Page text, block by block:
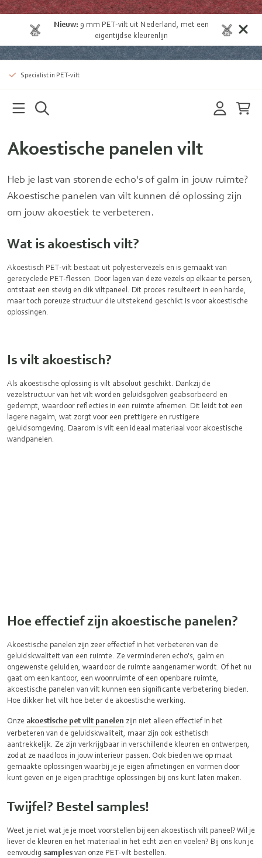
Nieuw: 9 mm PET-vilt uit Nederland , met een
eigentijdse kleurenlijn
Specialist in PET-vilt
Akoestische panelen vilt
Heb je last van storende echo's of galm in jouw ruimte?
Akoestische panelen van vilt kunnen dé oplossing zijn
om jouw akoestiek te verbeteren.
Wat is akoestisch vilt?
Akoestisch PET-vilt bestaat uit polyestervezels en is gemaakt van
gerecyclede PET-flessen. Door lagen van deze vezels op elkaar te persen,
ontstaat een stevig en dik viltpaneel. Dit proces resulteert in een harde,
maar toch poreuze structuur die uitstekend geschikt is voor akoestische
oplossingen.
Is vilt akoestisch?
Als akoestische oplossing is vilt absoluut geschikt. Dankzij de
vezelstructuur van het vilt worden geluidsgolven geabsorbeerd en
gedempt, waardoor reflecties in een ruimte afnemen. Dit leidt tot een
lagere nagalm, wat zorgt voor een prettigere en rustigere
geluidsomgeving. Daarom is vilt een ideaal materiaal voor akoestische
wandpanelen.
Hoe effectief zijn akoestische panelen?
Akoestische panelen zijn zeer effectief in het verbeteren van de
geluidskwaliteit van een ruimte. Ze verminderen echo's, galm en
ongewenste geluiden, waardoor de ruimte aangenamer wordt. Of het nu
gaat om een kantoor, een woonruimte of een openbare ruimte,
akoestische panelen van vilt kunnen een significante verbetering bieden.
Hoe dikker het vilt hoe beter de akoestische werking.
Onze akoestische pet vilt panelen zijn niet alleen effectief in het
verbeteren van de geluidskwaliteit, maar zijn ook esthetisch
aantrekkelijk. Ze zijn verkrijgbaar in verschillende kleuren en ontwerpen,
zodat ze naadloos in jouw interieur passen. Ook bieden we op maat
gemaakte oplossingen waarbij je je eigen afmetingen en vormen door
kunt geven en je eigen prachtige oplossingen bij ons kunt laten maken.
Twijfel? Bestel samples!
Weet je niet wat je je moet voorstellen bij een akoestisch vilt paneel? Wil je
liever de kleuren en het materiaal in het echt zien en voelen? Bij ons kun je
eenvoudig samplesvan onze PET-vilt bestellen.